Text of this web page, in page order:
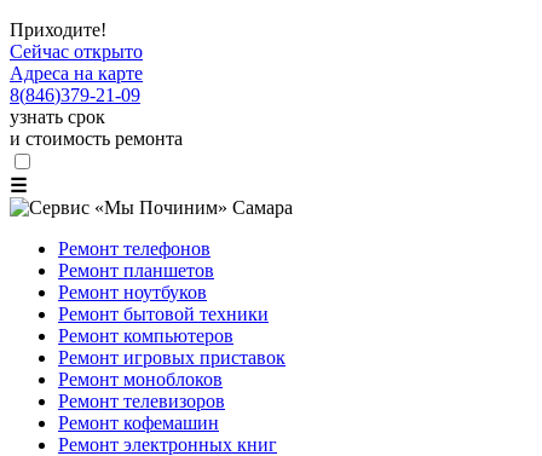
Приходите!
Сейчас открыто
Адреса на карте
8(846)379-21-09
узнать срок
и стоимость ремонта
☰
Ремонт телефонов
Ремонт планшетов
Ремонт ноутбуков
Ремонт бытовой техники
Ремонт компьютеров
Ремонт игровых приставок
Ремонт моноблоков
Ремонт телевизоров
Ремонт кофемашин
Ремонт электронных книг